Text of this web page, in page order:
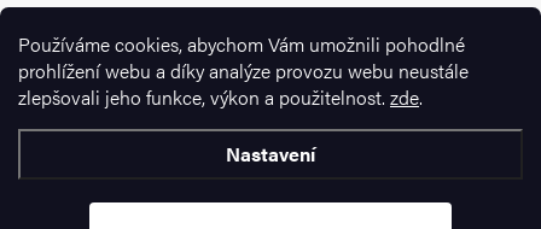
Používáme cookies, abychom Vám umožnili pohodlné
prohlížení webu a díky analýze provozu webu neustále
zlepšovali jeho funkce, výkon a použitelnost. zde.
Nastavení
Sledujte nás